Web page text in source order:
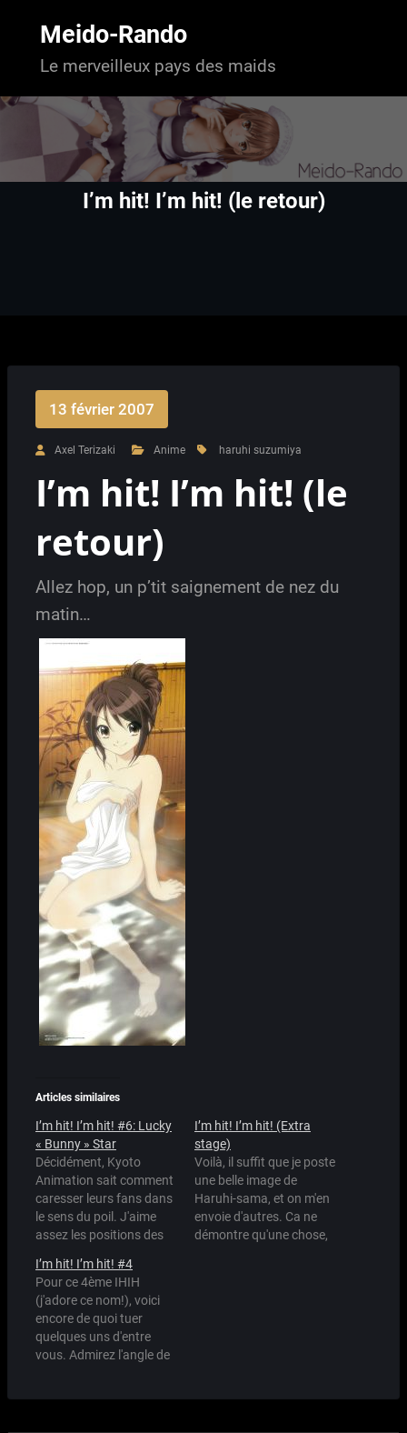
Meido-Rando
Le merveilleux pays des maids
I’m hit! I’m hit! (le retour)
13 février 2007
Axel Terizaki Anime haruhi suzumiya
I’m hit! I’m hit! (le
retour)
Allez hop, un p’tit saignement de nez du
matin…
Articles similaires
I’m hit! I’m hit! #6: Lucky
« Bunny » Star
Décidément, Kyoto
Animation sait comment
caresser leurs fans dans
le sens du poil. J'aime
assez les positions des
à leurs versions Haruhi
I’m hit! I’m hit! (Extra
stage)
Voilà, il suffit que je poste
une belle image de
Haruhi-sama, et on m'en
envoie d'autres. Ca ne
démontre qu'une chose,
I’m hit! I’m hit! #4
Pour ce 4ème IHIH
(j'adore ce nom!), voici
encore de quoi tuer
quelques uns d'entre
vous. Admirez l'angle de